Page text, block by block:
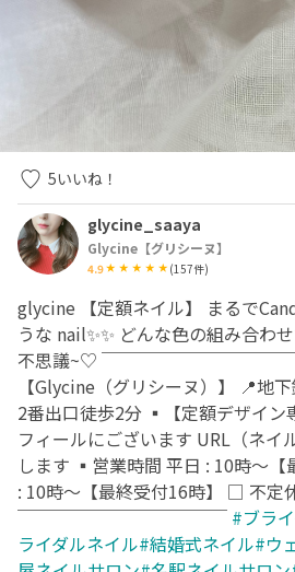
5いいね！
glycine_saaya
Glycine【グリシーヌ】
4.9 (157件)
glycine 【定額ネイル】 まるで
うな nail✨✨ どんな色の組み合わ
不思議~♡ ￣￣￣￣￣￣￣￣￣￣
【Glycine（グリシーヌ）】 📍地
2番出口徒歩2分 ▪︎【定額デザイ
フィールにございます URL（ネイ
します ▪︎営業時間 平日 : 10時〜【
: 10時〜【最終受付16時】 □ 不定
￣￣￣￣￣￣￣￣￣￣￣￣ #ブラ
ライダルネイル#結婚式ネイル#ウ